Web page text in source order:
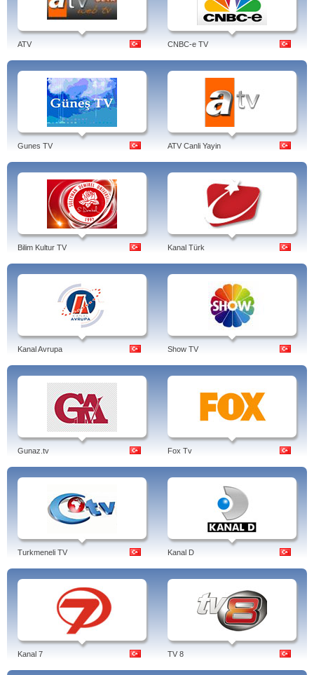
ATV CNBC-e TV
Gunes TV ATV Canli Yayin
Bilim Kultur TV Kanal Türk
Kanal Avrupa Show TV
Gunaz.tv Fox Tv
Turkmeneli TV Kanal D
Kanal 7 TV 8